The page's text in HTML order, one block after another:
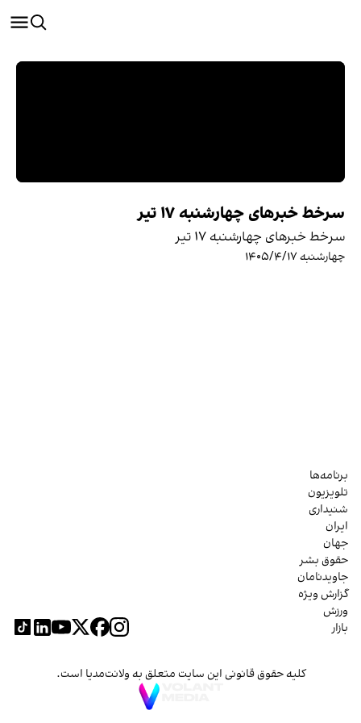
سرخط خبرهای چهارشنبه ۱۷ تیر
سرخط خبرهای چهارشنبه ۱۷ تیر
چهارشنبه ۱۴۰۵/۴/۱۷
برنامه‌ها
تلویزیون
شنیداری
ایران
جهان
حقوق بشر
جاویدنامان
گزارش ویژه
ورزش
بازار
کلیه حقوق قانونی این سایت متعلق به ولانت‌مدیا است.